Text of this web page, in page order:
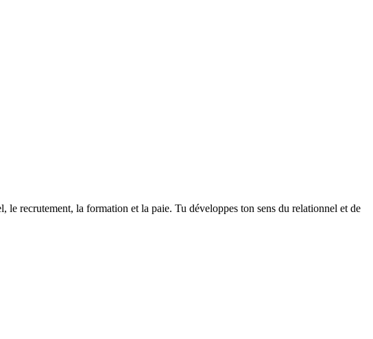
le recrutement, la formation et la paie. Tu développes ton sens du relationnel et de